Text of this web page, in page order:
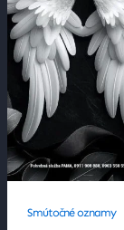
Smútočné oznamy